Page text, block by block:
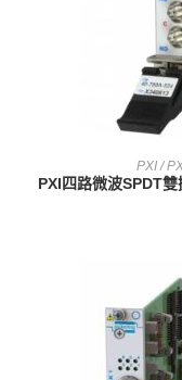
PXI /
PXI四路微波SPDT